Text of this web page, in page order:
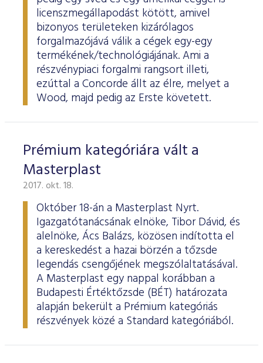
licenszmegállapodást kötött, amivel
bizonyos területeken kizárólagos
forgalmazójává válik a cégek egy-egy
termékének/technológiájának. Ami a
részvénypiaci forgalmi rangsort illeti,
ezúttal a Concorde állt az élre, melyet a
Wood, majd pedig az Erste követett.
Prémium kategóriára vált a
Masterplast
2017. okt. 18.
Október 18-án a Masterplast Nyrt.
Igazgatótanácsának elnöke, Tibor Dávid, és
alelnöke, Ács Balázs, közösen indította el
a kereskedést a hazai börzén a tőzsde
legendás csengőjének megszólaltatásával.
A Masterplast egy nappal korábban a
Budapesti Értéktőzsde (BÉT) határozata
alapján bekerült a Prémium kategóriás
részvények közé a Standard kategóriából.